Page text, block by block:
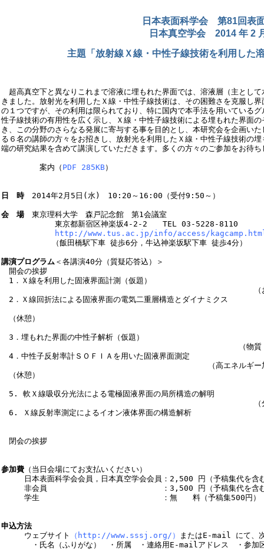
日本表面科学会 第81回表
日本真空学会 2014 年 2
主題「放射線Ｘ線・中性子線技術を利用した
超高真空下と異なりこれまで溶液に埋もれた界面では、溶液層（主とし
きました。放射光を利用したＸ線・中性子線技術は、その困難さを克服し
の１つですが、その利用は限られており、特に国内で本手法を用いている
性子線技術の有用性を広く示し、Ｘ線・中性子線技術による埋もれた界面
き、この分野のさらなる発展に寄与する事を目的とし、本研究会を企画い
る６名の講師の方々をお招きし、放射光を利用したＸ線・中性子線技術の
端の研究結果を含めて講演していただきます。多くの方々のご参加をお待
案内（ PDF 285KB）
日　時 2014年2月5日(水)　10:20～16:00（受付9:50～）
会　場 東京理科大学　森戸記念館　第1会議室
東京都新宿区神楽坂4-2-2　　TEL 03-5228-8110
http://www.tus.ac.jp/info/access/
（飯田橋駅下車 徒歩6分，牛込神楽坂駅下車 徒歩4分）
講演プログラム ＜各講演40分（質疑応答込）＞
開会の挨拶　　　　　　　　　　　　　　　　　　　　　　　　　　
1．Ｘ線を利用した固液界面計測（仮題）
（お茶ノ水女子大）近藤 敏
2．Ｘ線回折法による固液界面の電気二重層構造とダイナミクス
（休憩）
3．埋もれた界面の中性子解析（仮題）
（物質・材料研究機構）櫻井
4．中性子反射率計ＳＯＦＩＡを用いた固液界面測定
（高エネルギー加速器研究機構）山
（休憩）
5. 軟Ｘ線吸収分光法による電極固液界面の局所構造の解明
（分子科学研究所）長坂 将
6. Ｘ線反射率測定によるイオン液体界面の構造解析
閉会の挨拶　　　　　　　　　　　　　　　　　　　　　　　　　　
参加費 （当日会場にてお支払いください）
日本表面科学会会員，日本真空学会会員：2,500 円（予稿集代を含
非会員　　　　　　　　　　　　　　　：3,500 円（予稿集代を含
学生　　　　　　　　　　　　　　　　：無　　料（予稿集500円）
申込方法
ウェブサイト
（http://www.sssj.org/）
またはE-mail にて、
・氏名（ふりがな）　・所属　・連絡用E-mailアドレス　・参加区